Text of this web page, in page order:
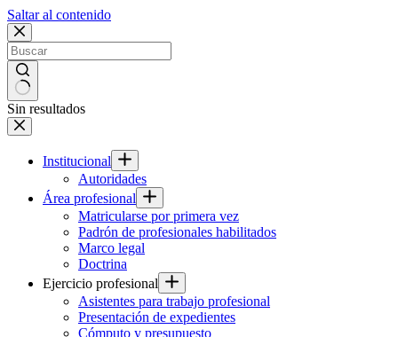
Saltar al contenido
Sin resultados
Institucional
Autoridades
Área profesional
Matricularse por primera vez
Padrón de profesionales habilitados
Marco legal
Doctrina
Ejercicio profesional
Asistentes para trabajo profesional
Presentación de expedientes
Cómputo y presupuesto